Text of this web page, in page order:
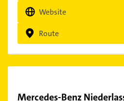
Website
Route
Mercedes-Benz